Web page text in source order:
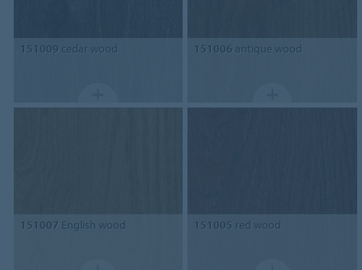
151009 cedar wood 151006 antique wood
151007 English wood 151005 red wood